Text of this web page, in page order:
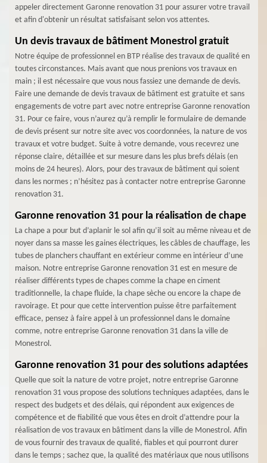
appeler directement Garonne renovation 31 pour assurer votre travail
et afin d'obtenir un résultat satisfaisant selon vos attentes.
Un devis travaux de bâtiment Monestrol gratuit
Notre équipe de professionnel en BTP réalise des travaux de qualité en
toutes circonstances. Mais avant que nous prenions vos travaux en
main ; il est nécessaire que vous nous fassiez une demande de devis.
Faire une demande de devis travaux de bâtiment est gratuite et sans
engagements de votre part avec notre entreprise Garonne renovation
31. Pour ce faire, vous n’aurez qu’à remplir le formulaire de demande
de devis présent sur notre site avec vos coordonnées, la nature de vos
travaux et votre budget. Suite à votre demande, vous recevrez une
réponse claire, détaillée et sur mesure dans les plus brefs délais (en
moins de 24 heures). Alors, pour des travaux de bâtiment qui soient
dans les normes ; n’hésitez pas à contacter notre entreprise Garonne
renovation 31.
Garonne renovation 31 pour la réalisation de chape
La chape a pour but d’aplanir le sol afin qu’il soit au même niveau et de
noyer dans sa masse les gaines électriques, les câbles de chauffage, les
tubes de planchers chauffant en extérieur comme en intérieur d’une
maison. Notre entreprise Garonne renovation 31 est en mesure de
réaliser différents types de chapes comme la chape en ciment
traditionnelle, la chape fluide, la chape sèche ou encore la chape de
ravoirage. Et pour que cette intervention puisse être parfaitement
efficace, pensez à faire appel à un professionnel dans le domaine
comme, notre entreprise Garonne renovation 31 dans la ville de
Monestrol.
Garonne renovation 31 pour des solutions adaptées
Quelle que soit la nature de votre projet, notre entreprise Garonne
renovation 31 vous propose des solutions techniques adaptées, dans le
respect des budgets et des délais, qui répondent aux exigences de
compétence et de fiabilité que vous êtes en droit d’attendre pour la
réalisation de vos travaux en bâtiment dans la ville de Monestrol. Afin
de vous fournir des travaux de qualité, fiables et qui pourront durer
dans le temps ; sachez que, la qualité des matériaux que nous utilisons